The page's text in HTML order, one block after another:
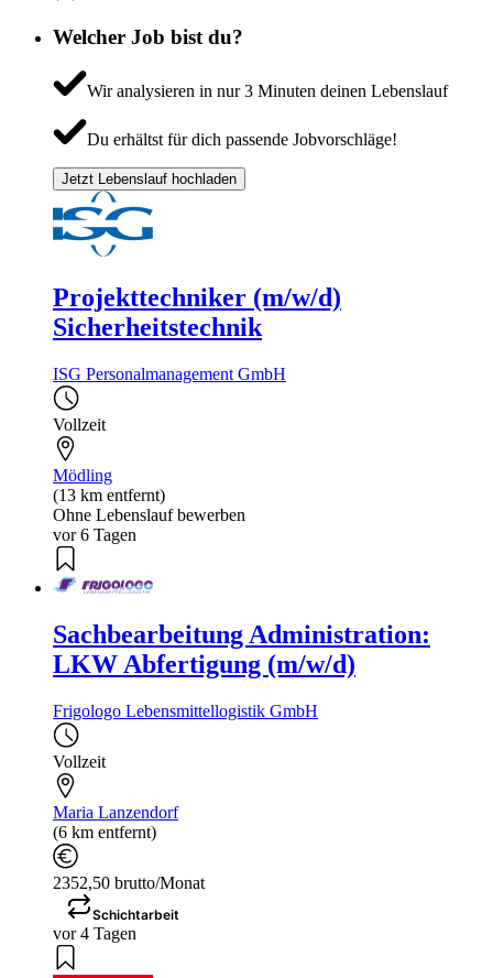
Welcher Job bist du?
Wir analysieren in nur 3 Minuten deinen Lebenslauf
Du erhältst für dich passende Jobvorschläge!
Jetzt Lebenslauf hochladen
Projekttechniker (m/w/d)
Sicherheitstechnik
ISG Personalmanagement GmbH
Vollzeit
Mödling
(13 km entfernt)
Ohne Lebenslauf bewerben
vor 6 Tagen
Sachbearbeitung Administration:
LKW Abfertigung (m/w/d)
Frigologo Lebensmittellogistik GmbH
Vollzeit
Maria Lanzendorf
(6 km entfernt)
2352,50 brutto/Monat
Schichtarbeit
vor 4 Tagen